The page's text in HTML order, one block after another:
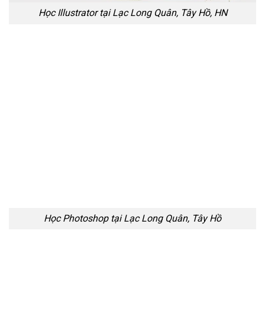
Học Illustrator tại Lạc Long Quân, Tây Hồ, HN
Học Photoshop tại Lạc Long Quân, Tây Hồ